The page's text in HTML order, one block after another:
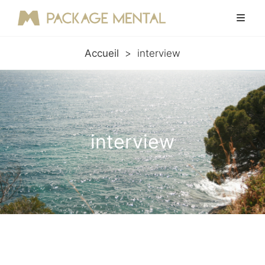
Accueil > interview
interview